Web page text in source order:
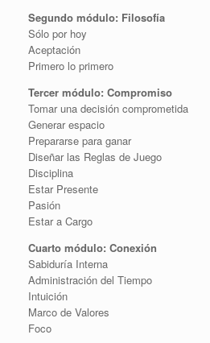
Segundo módulo: Filosofía
Sólo por hoy
Aceptación
Primero lo primero
Tercer módulo: Compromiso
Tomar una decisión comprometida
Generar espacio
Prepararse para ganar
Diseñar las Reglas de Juego
Disciplina
Estar Presente
Pasión
Estar a Cargo
Cuarto módulo: Conexión
Sabiduría Interna
Administración del Tiempo
Intuición
Marco de Valores
Foco